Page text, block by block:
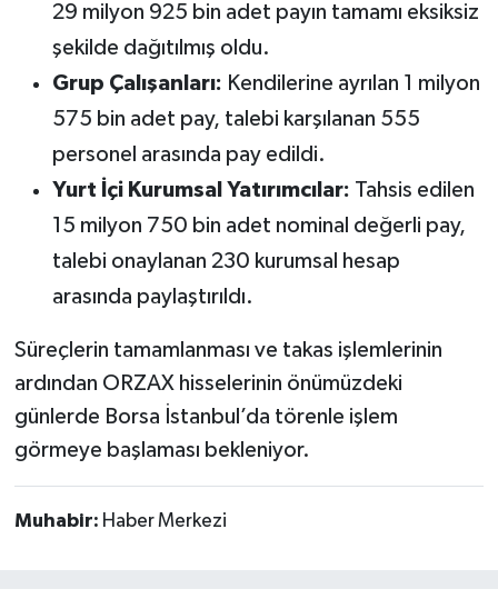
29 milyon 925 bin adet payın tamamı eksiksiz
şekilde dağıtılmış oldu.
Grup Çalışanları: Kendilerine ayrılan 1 milyon
575 bin adet pay, talebi karşılanan 555
personel arasında pay edildi.
Yurt İçi Kurumsal Yatırımcılar: Tahsis edilen
15 milyon 750 bin adet nominal değerli pay,
talebi onaylanan 230 kurumsal hesap
arasında paylaştırıldı.
Süreçlerin tamamlanması ve takas işlemlerinin
ardından ORZAX hisselerinin önümüzdeki
günlerde Borsa İstanbul’da törenle işlem
görmeye başlaması bekleniyor.
Muhabir: Haber Merkezi